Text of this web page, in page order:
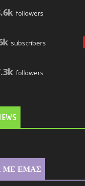
followers
subscribers
followers
ΜΕ ΕΜΑΣ